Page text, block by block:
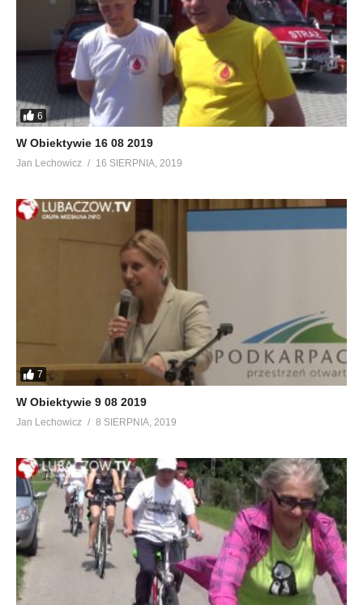
6
W Obiektywie 16 08 2019
Jan Lechowicz 16 SIERPNIA, 2019
7
W Obiektywie 9 08 2019
Jan Lechowicz 8 SIERPNIA, 2019